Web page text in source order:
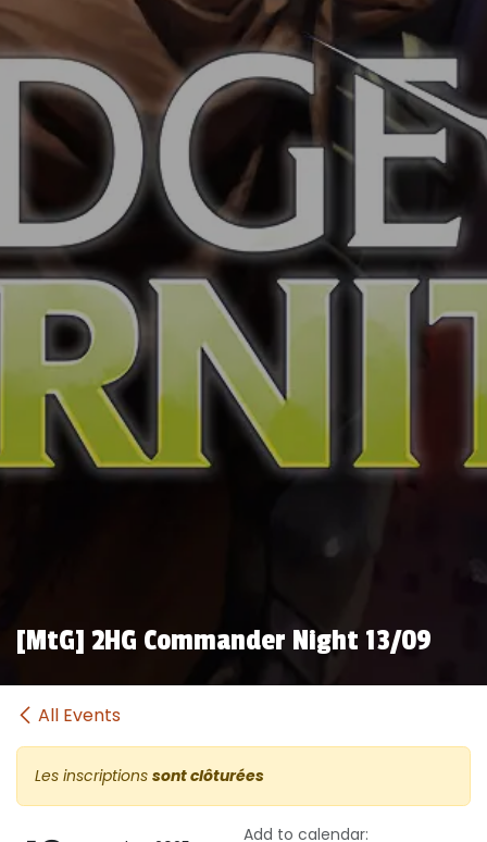
[MtG] 2HG Commander Night 13/09
All Events
Les inscriptions sont clôturées
Add to calendar: